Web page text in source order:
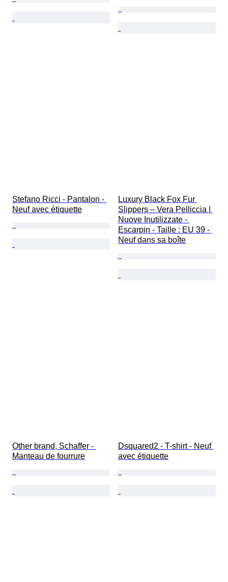
Stefano Ricci - Pantalon -
Neuf avec étiquette
Luxury Black Fox Fur
Slippers – Vera Pelliccia |
Nuove Inutilizzate -
Escarpin - Taille : EU 39 -
Neuf dans sa boîte
Other brand, Schaffer -
Manteau de fourrure
Dsquared2 - T-shirt - Neuf
avec étiquette